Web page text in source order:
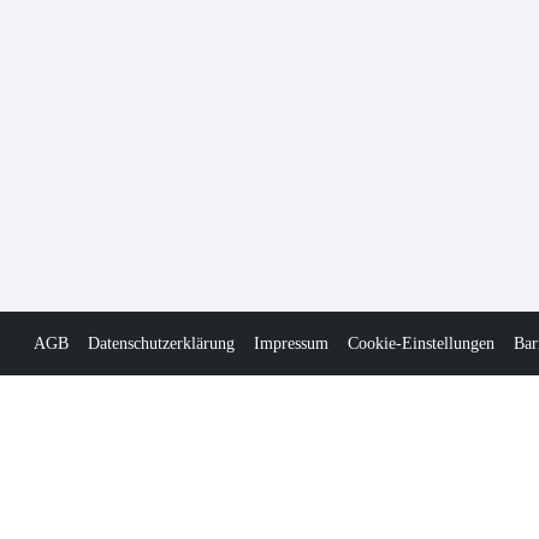
AGB Datenschutzerklärung Impressum Cookie-Einstellungen